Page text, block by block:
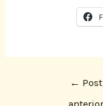
← Post